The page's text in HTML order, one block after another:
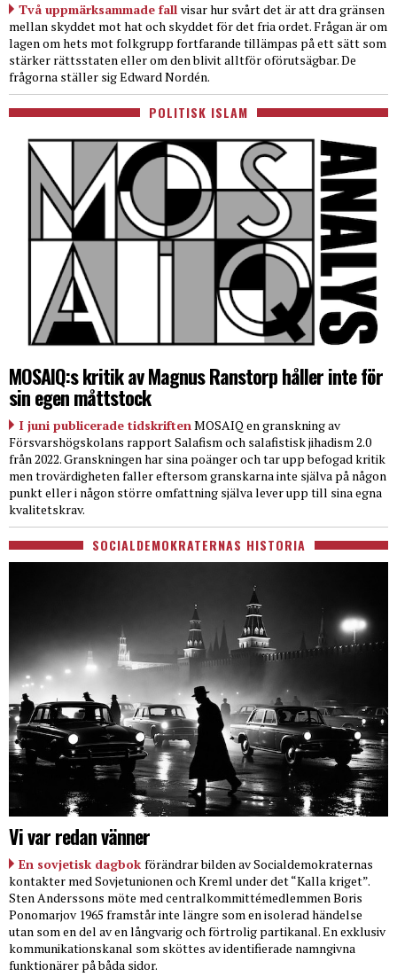
Två uppmärksammade fall visar hur svårt det är att dra gränsen
mellan skyddet mot hat och skyddet för det fria ordet. Frågan är om
lagen om hets mot folkgrupp fortfarande tillämpas på ett sätt som
stärker rättsstaten eller om den blivit alltför oförutsägbar. De
frågorna ställer sig Edward Nordén.
POLITISK ISLAM
MOSAIQ:s kritik av Magnus Ranstorp håller inte för
sin egen måttstock
I juni publicerade tidskriftenMOSAIQ en granskning av
Försvarshögskolans rapport Salafism och salafistisk jihadism 2.0
från 2022. Granskningen har sina poänger och tar upp befogad kritik
men trovärdigheten faller eftersom granskarna inte själva på någon
punkt eller i någon större omfattning själva lever upp till sina egna
kvalitetskrav.
SOCIALDEMOKRATERNAS HISTORIA
Vi var redan vänner
En sovjetisk dagbok förändrar bilden av Socialdemokraternas
kontakter med Sovjetunionen och Kreml under det “Kalla kriget”.
Sten Anderssons möte med centralkommittémedlemmen Boris
Ponomarjov 1965 framstår inte längre som en isolerad händelse
utan som en del av en långvarig och förtrolig partikanal. En exklusiv
kommunikationskanal som sköttes av identifierade namngivna
funktionärer på båda sidor.